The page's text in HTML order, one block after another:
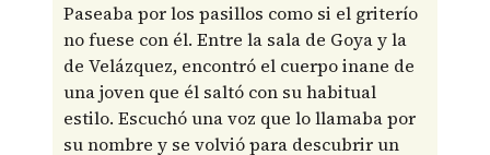
Paseaba por los pasillos como si el griterío
no fuese con él. Entre la sala de Goya y la
de Velázquez, encontró el cuerpo inane de
una joven que él saltó con su habitual
estilo. Escuchó una voz que lo llamaba por
su nombre y se volvió para descubrir un